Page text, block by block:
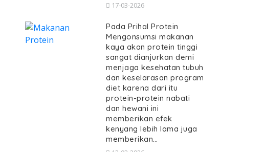
17-03-2026
Pada Prihal Protein
Mengonsumsi makanan
kaya akan protein tinggi
sangat dianjurkan demi
menjaga kesehatan tubuh
dan keselarasan program
diet karena dari itu
protein-protein nabati
dan hewani ini
memberikan efek
kenyang lebih lama juga
memberikan…